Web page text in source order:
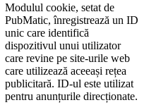
Modulul cookie, setat de
PubMatic, înregistrează un ID
unic care identifică
dispozitivul unui utilizator
care revine pe site-urile web
care utilizează aceeași rețea
publicitară. ID-ul este utilizat
pentru anunțurile direcționate.